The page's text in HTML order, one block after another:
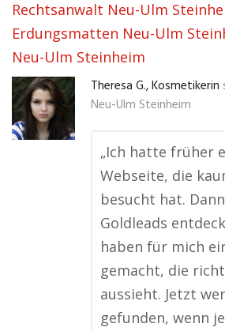
Rechtsanwalt Neu-Ulm
Erdungsmatten Neu-Ulm
Neu-Ulm Steinheim
Theresa G., Kosmetikerin
Neu-Ulm Steinheim
„Ich hatte früher
Webseite, die
besucht hat.
Goldleads
haben für mich
gemacht, die
aussieht. Jetzt
gefunden, wenn